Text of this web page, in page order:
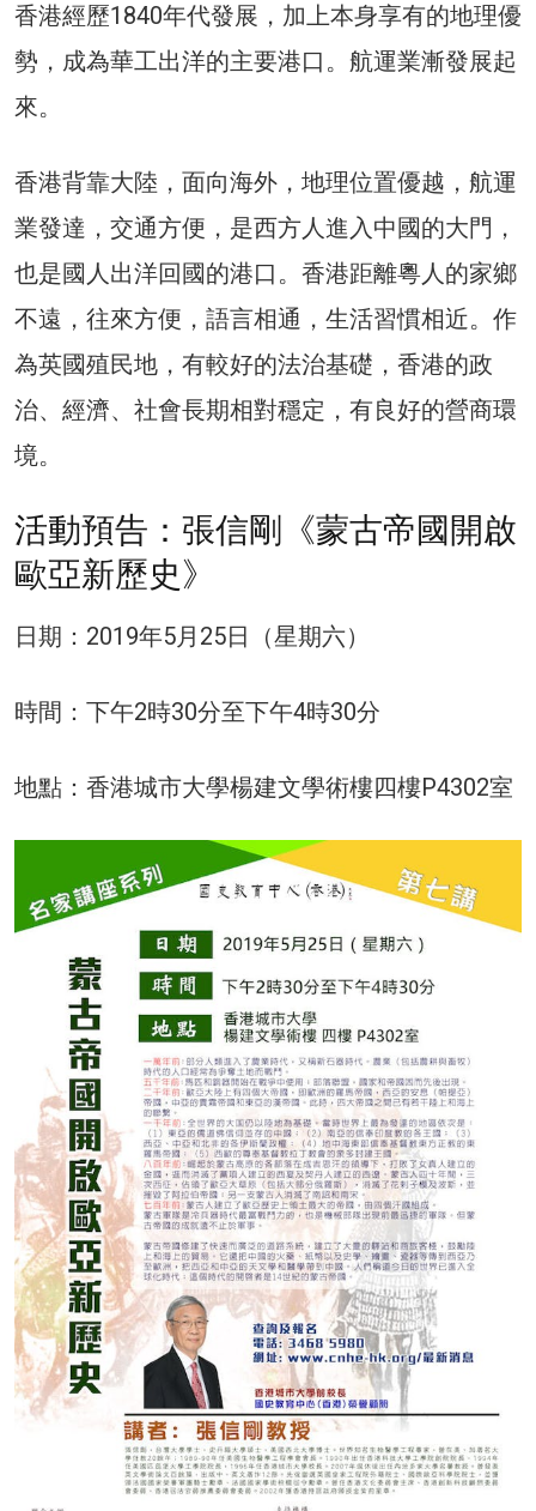
香港經歷1840年代發展，加上本身享有的地理優
勢，成為華工出洋的主要港口。航運業漸發展起
來。
香港背靠大陸，面向海外，地理位置優越，航運
業發達，交通方便，是西方人進入中國的大門，
也是國人出洋回國的港口。香港距離粵人的家鄉
不遠，往來方便，語言相通，生活習慣相近。作
為英國殖民地，有較好的法治基礎，香港的政
治、經濟、社會長期相對穩定，有良好的營商環
境。
活動預告：張信剛《蒙古帝國開啟
歐亞新歷史》
日期：2019年5月25日（星期六）
時間：下午2時30分至下午4時30分
地點：香港城市大學楊建文學術樓四樓P4302室